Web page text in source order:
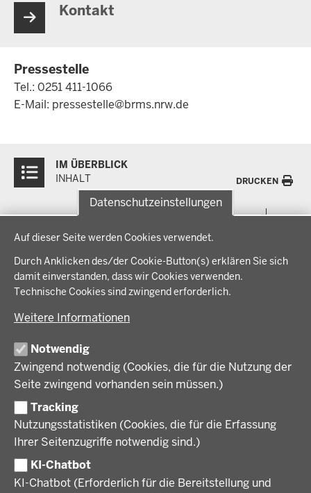
Datenschutzeinstellungen
Auf dieser Seite werden Cookies verwendet.
Durch Anklicken des/der Cookie-Button(s) erklären Sie sich
damit einverstanden, dass wir Cookies verwenden.
Technische Cookies sind zwingend erforderlich.
Weitere Informationen
Notwendig
Zwingend notwendig (Cookies, die für die Nutzung der
Seite zwingend vorhanden sein müssen.)
Tracking
Nutzungsstatistiken (Cookies, die für die Erfassung
Ihrer Seitenzugriffe notwendig sind.)
KI-Chatbot
KI-Chatbot (Erforderlich für die Bereitstellung und
Kontakt
Pressestelle
Tel.: 0251 411-1066
E-Mail: pressestelle@brms.nrw.de
Inhalte
IM ÜBERBLICK
INHALT
DRUCKEN
Menü
der
Fußzeile
THEMEN
Bauen, Planen und Verkehr
Bildung, Schule und Sport
Regionalplanung und Regionalrat
Wirtschaft, Kultur und Kommunales
IM FOKUS
Energiewende AG
Zusammenarbeit mit den Niederlanden
BEZIRKSREGIERUNG
Regierungsbezirk Münster
Geschichte und Gegenwart
Behördenleitung
Organisation
Förderlotsinnen und Förderlotsen
KARRIERE UND AUSBILDUNG
Stellenangebote
Ausbildung
Volljurist:in
Praktikum
Stellenangebote im Schulbereich
VERFAHREN UND BEKANNTMACHUNGEN
Amtsblatt
Verfahrensübersichten
PRESSE
Pressemitteilungen